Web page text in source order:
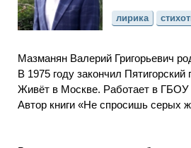
лирика
Мазманян Валерий Григорьевич
В 1975 году закончил
Живёт в Москве. Работает в
Автор книги «Не спросишь серых